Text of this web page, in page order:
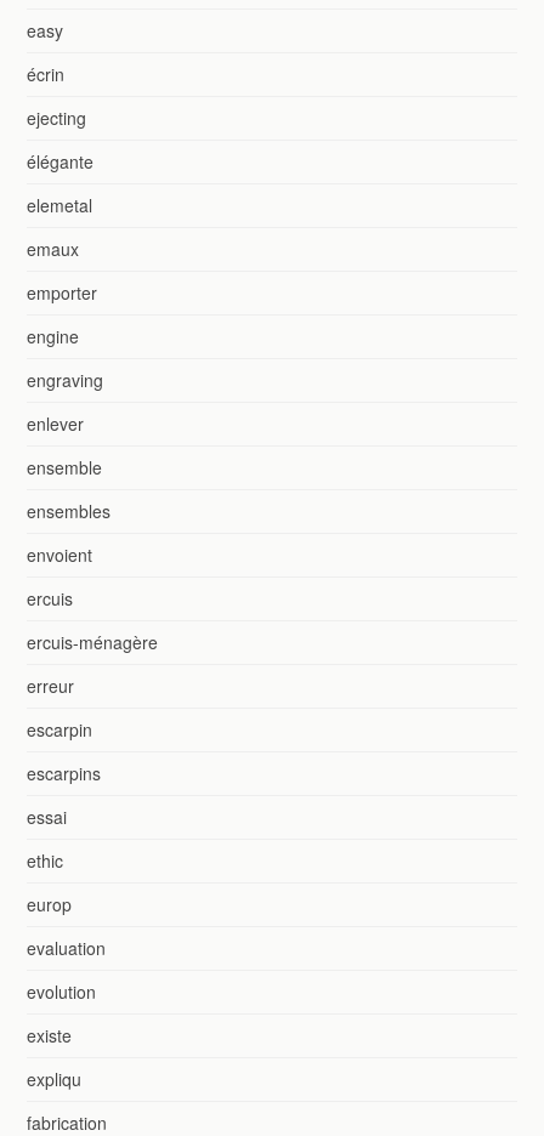
easy
écrin
ejecting
élégante
elemetal
emaux
emporter
engine
engraving
enlever
ensemble
ensembles
envoient
ercuis
ercuis-ménagère
erreur
escarpin
escarpins
essai
ethic
europ
evaluation
evolution
existe
expliqu
fabrication